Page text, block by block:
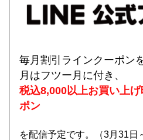
毎月割引ラインクーポン
月はフツー月に付き、
税込8,000以上お買い上
ポン
を配信予定です。（3月31